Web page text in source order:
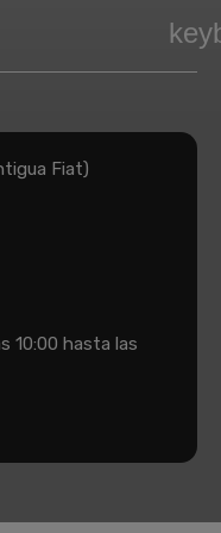
Fiat)
10:00 hasta las